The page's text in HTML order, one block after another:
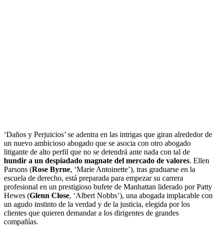
‘Daños y Perjuicios’ se adentra en las intrigas que giran alrededor de
un nuevo ambicioso abogado que se asocia con otro abogado
litigante de alto perfil que no se detendrá ante nada con tal de
hundir a un despiadado magnate del mercado de valores. Ellen
Parsons (Rose Byrne, ‘Marie Antoinette’), tras graduarse en la
escuela de derecho, está preparada para empezar su carrera
profesional en un prestigioso bufete de Manhattan liderado por Patty
Hewes (Glenn Close, ‘Albert Nobbs’), una abogada implacable con
un agudo instinto de la verdad y de la justicia, elegida por los
clientes que quieren demandar a los dirigentes de grandes
compañías.